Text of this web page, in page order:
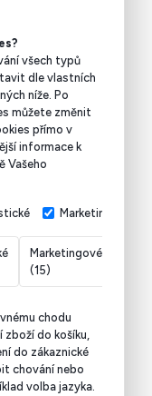
všech typů
dle vlastních
níže. Po
můžete změnit
přímo v
informace k
Vašeho
Marketingové
Marketingové
(15)
chodu
zboží do košíku,
do zákaznické
chování nebo
volba jazyka.